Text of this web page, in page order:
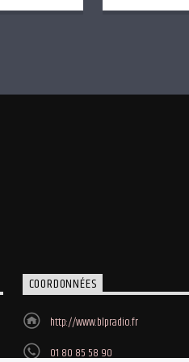
COORDONNÉES
http://www.blpradio.fr
01 80 85 58 90